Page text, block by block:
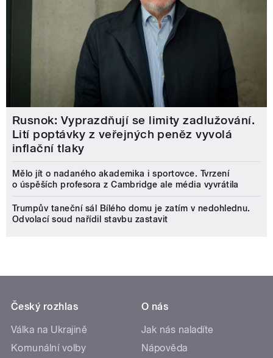
Rusnok: Vyprazdňují se limity zadlužování.
Lití poptávky z veřejných peněz vyvolá
inflační tlaky
Mělo jít o nadaného akademika i sportovce. Tvrzení
o úspěších profesora z Cambridge ale média vyvrátila
Trumpův taneční sál Bílého domu je zatím v nedohlednu.
Odvolací soud nařídil stavbu zastavit
Český rozhlas
Válka na Ukrajině
Komunální volby
O nás
Jak nás naladíte
Nápověda